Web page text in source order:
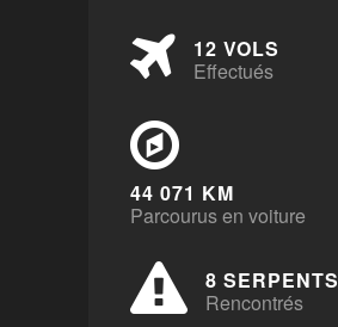
12 VOLS
Effectués
44 071 KM
Parcourus en voiture
8 SERPENTS
Rencontrés